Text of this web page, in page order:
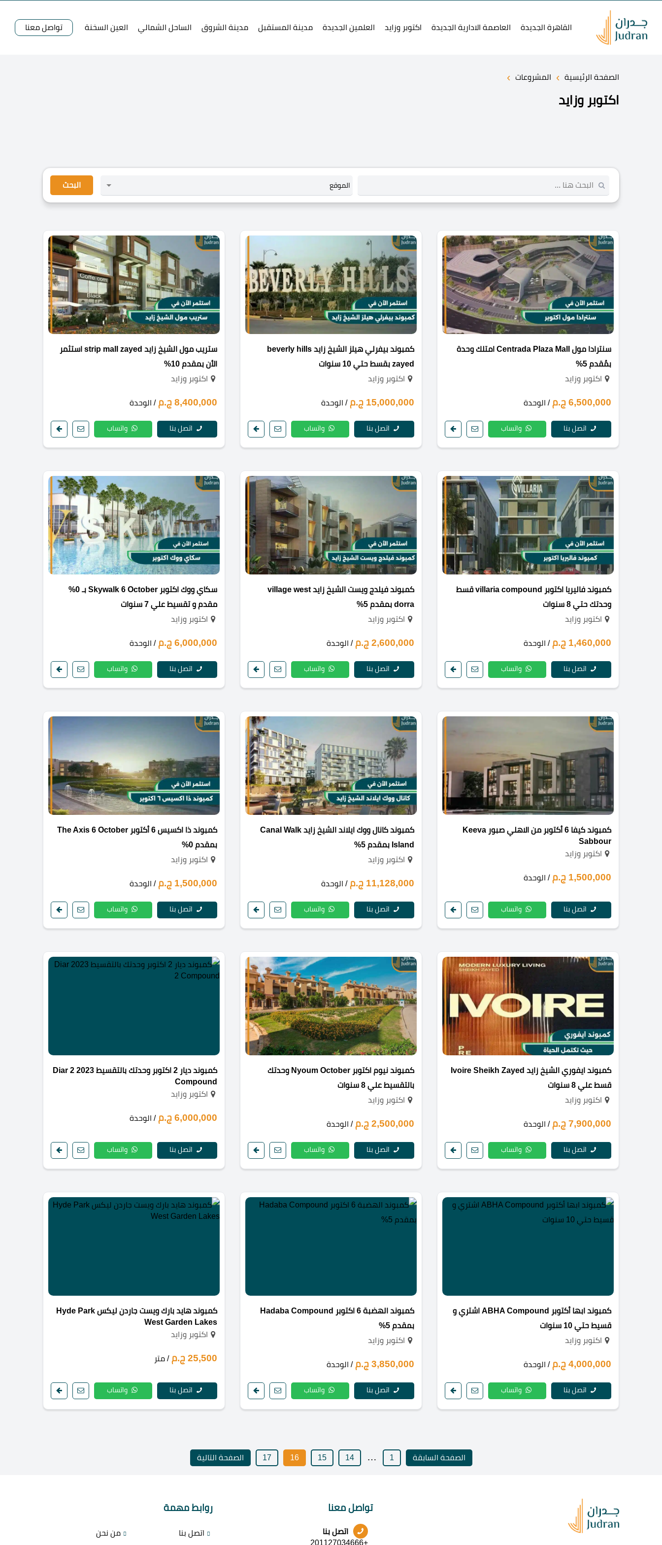
القاهرة الجديدة العاصمة الادارية الجديدة اكتوبر وزايد العلمين الجديدة مدينة المستقبل مدينة الشروق الساحل الشمالي العين السخنة تواصل معنا
الصفحة الرئيسية › المشروعات ›
اكتوبر وزايد
البحث
سنترادا مول Centrada Plaza Mall امتلك وحدة
بمُقدم 5%
اكتوبر وزايد
6,500,000 ج.م / الوحدة
اتصل بنا واتساب
كمبوند بيفرلي هيلز الشيخ زايد beverly hills
zayed بقسط حتي 10 سنوات
اكتوبر وزايد
15,000,000 ج.م / الوحدة
اتصل بنا واتساب
ستريب مول الشيخ زايد strip mall zayed استثمر
الأن بمقدم 10%
اكتوبر وزايد
8,400,000 ج.م / الوحدة
اتصل بنا واتساب
كمبوند فاليريا اكتوبر villaria compound قسط
وحدتك حتي 8 سنوات
اكتوبر وزايد
1,460,000 ج.م / الوحدة
اتصل بنا واتساب
كمبوند فيلدج ويست الشيخ زايد village west
dorra بمقدم 5%
اكتوبر وزايد
2,600,000 ج.م / الوحدة
اتصل بنا واتساب
سكاي ووك اكتوبر Skywalk 6 October بـ 0%
مقدم و تقسيط علي 7 سنوات
اكتوبر وزايد
6,000,000 ج.م / الوحدة
اتصل بنا واتساب
كمبوند كيفا 6 أكتوبر من الاهلي صبور Keeva
Sabbour
اكتوبر وزايد
1,500,000 ج.م / الوحدة
اتصل بنا واتساب
كمبوند كانال ووك ايلاند الشيخ زايد Canal Walk
Island بمقدم 5%
اكتوبر وزايد
11,128,000 ج.م / الوحدة
اتصل بنا واتساب
كمبوند ذا اكسيس 6 أكتوبر The Axis 6 October
بمقدم 0%
اكتوبر وزايد
1,500,000 ج.م / الوحدة
اتصل بنا واتساب
كمبوند ايفوري الشيخ زايد Ivoire Sheikh Zayed
قسط علي 8 سنوات
اكتوبر وزايد
7,900,000 ج.م / الوحدة
اتصل بنا واتساب
كمبوند نيوم اكتوبر Nyoum October وحدتك
بالتقسيط علي 8 سنوات
اكتوبر وزايد
2,500,000 ج.م / الوحدة
اتصل بنا واتساب
كمبوند ديار 2 اكتوبر وحدتك بالتقسيط 2023 Diar 2
Compound
اكتوبر وزايد
6,000,000 ج.م / الوحدة
اتصل بنا واتساب
كمبوند ابها أكتوبر ABHA Compound اشتري و
قسيط حتي 10 سنوات
اكتوبر وزايد
4,000,000 ج.م / الوحدة
اتصل بنا واتساب
كمبوند الهضبة 6 اكتوبر Hadaba Compound
بمقدم 5%
اكتوبر وزايد
3,850,000 ج.م / الوحدة
اتصل بنا واتساب
كمبوند هايد بارك ويست جاردن ليكس Hyde Park
West Garden Lakes
اكتوبر وزايد
25,500 ج.م / متر
اتصل بنا واتساب
الصفحة السابقة 1
…
14
15
16
17 الصفحة التالية
تواصل معنا
اتصل بنا
+201127034666
روابط مهمة
اتصل بنا من نحن